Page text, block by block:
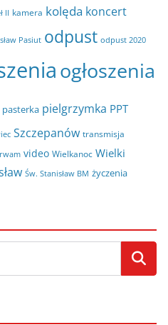
II kamera kolęda koncert
Pasiut odpust odpust 2020
ogłoszenia
pasterka pielgrzymka PPT
Szczepanów transmisja
video Wielkanoc Wielki
Św. Stanisław BM życzenia